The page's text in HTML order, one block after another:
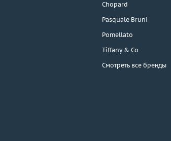
Chopard
Pasquale Bruni
Pomellato
Tiffany & Co
Смотреть все бренды